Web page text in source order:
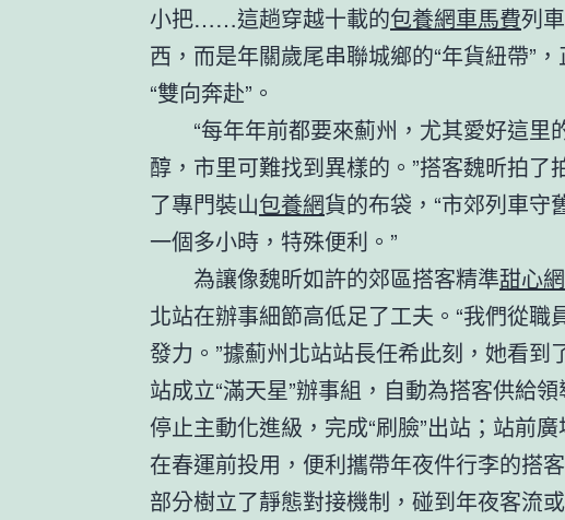
小把……這趟穿越十載的包養網車馬費列
西，而是年關歲尾串聯城鄉的“年貨紐帶”
“雙向奔赴”。
“每年年前都要來薊州，尤其愛好這里
醇，市里可難找到異樣的。”搭客魏昕拍了
了專門裝山包養網貨的布袋，“市郊列車守
一個多小時，特殊便利。”
為讓像魏昕如許的郊區搭客精準甜心網
北站在辦事細節高低足了工夫。“我們從職
發力。”據薊州北站站長任希此刻，她看到
站成立“滿天星”辦事組，自動為搭客供給
停止主動化進級，完成“刷臉”出站；站前
在春運前投用，便利攜帶年夜件行李的搭
部分樹立了靜態對接機制，碰到年夜客流